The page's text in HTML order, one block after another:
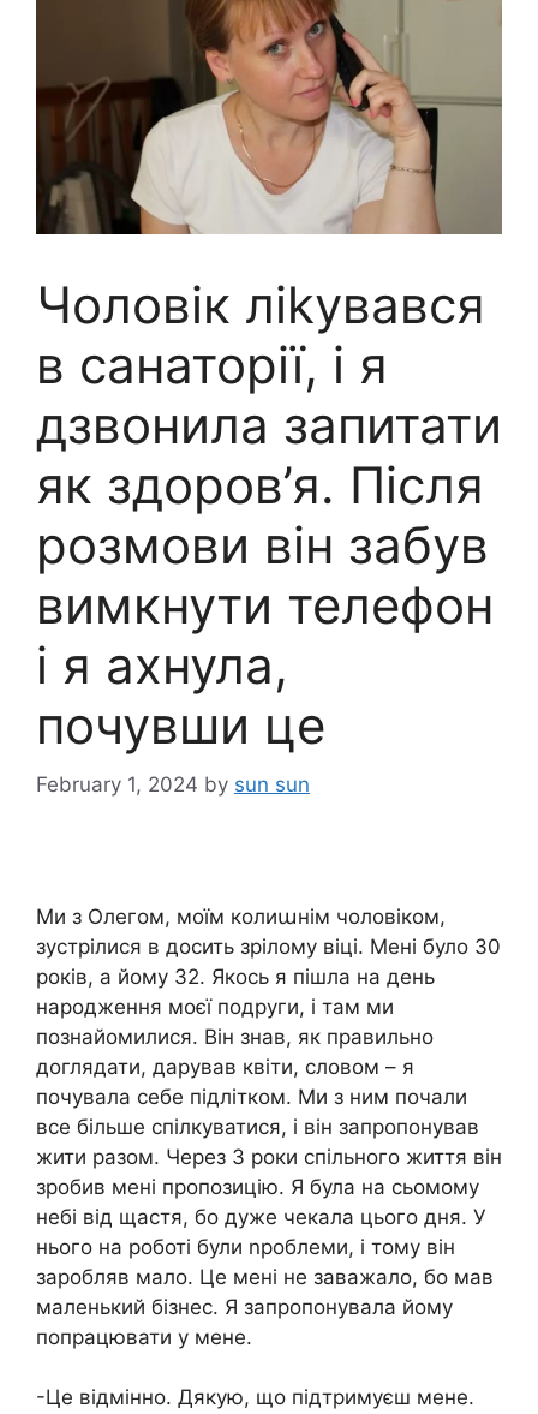
Чоловік ліkувався
в санаторії, і я
дзвонила запитати
як здоров’я. Після
розмови він забув
вимкнути телефон
і я ахнула,
почувши це
February 1, 2024 by sun sun
Ми з Олегом, моїм колиաнім чоловіком,
зустрілися в досить зрілому віці. Мені було 30
років, а йому 32. Якось я пішла на день
народження моєї подруги, і там ми
познайомилися. Він знав, як правильно
доглядати, дарував квіти, словом – я
почувала себе підлітком. Ми з ним почали
все більше спілкуватися, і він запропонував
жити разом. Через 3 роки спільного життя він
зробив мені пропозицію. Я була на сьомому
небі від щастя, бо дуже чекала цього дня. У
нього на роботі були nроблеми, і тому він
заробляв мало. Це мені не заважало, бо мав
маленький бізнес. Я запропонувала йому
попрацювати у мене.
-Це відмінно. Дякую, що підтримуєш мене.